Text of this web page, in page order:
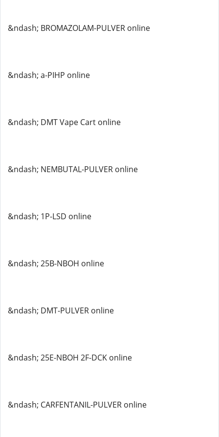
&ndash; BROMAZOLAM-PULVER online
&ndash; a-PIHP online
&ndash; DMT Vape Cart online
&ndash; NEMBUTAL-PULVER online
&ndash; 1P-LSD online
&ndash; 25B-NBOH online
&ndash; DMT-PULVER online
&ndash; 25E-NBOH 2F-DCK online
&ndash; CARFENTANIL-PULVER online